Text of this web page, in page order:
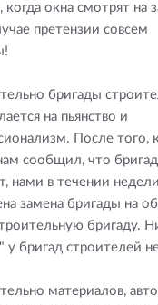
когда окна смотрят на
претензии совсем
бригады
на пьянство и
После того,
сообщил, что
нами в течении
замена бригады на
бригаду.
у бригад строителей
материалов,